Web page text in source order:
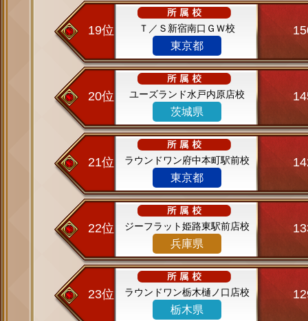
19位 Ｔ／Ｓ新宿南口ＧＷ校
東京都
20位 ユーズランド水戸内原店校
茨城県
21位 ラウンドワン府中本町駅前校
東京都
22位 ジーフラット姫路東駅前店校
兵庫県
23位 ラウンドワン栃木樋ノ口店校
栃木県